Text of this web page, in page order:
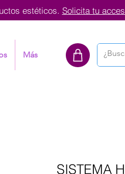
estéticos. Solicita tu
Más
SISTEMA